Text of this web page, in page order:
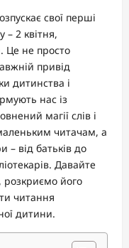
свої перші
– 2 квітня,
Це не просто
привід
дитинства і
нас із
магії слів і
читачам, а
– від батьків до
Давайте
розкриємо його
читання
дитини.